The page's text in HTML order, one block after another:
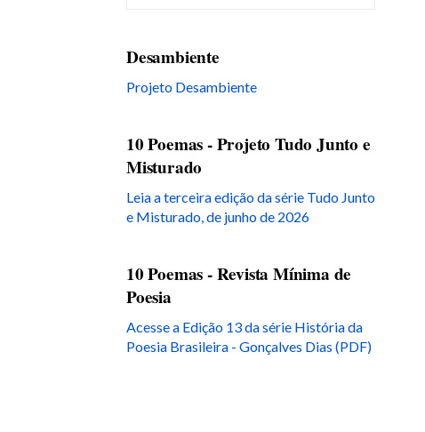
Desambiente
Projeto Desambiente
10 Poemas - Projeto Tudo Junto e
Misturado
Leia a terceira edição da série Tudo Junto
e Misturado, de junho de 2026
10 Poemas - Revista Mínima de
Poesia
Acesse a Edição 13 da série História da
Poesia Brasileira - Gonçalves Dias (PDF)